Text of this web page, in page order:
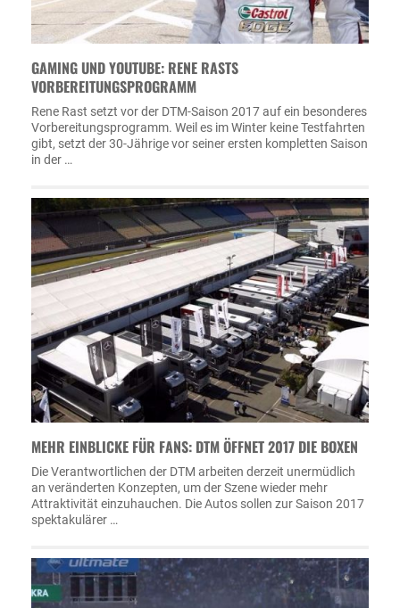
GAMING UND YOUTUBE: RENE RASTS
VORBEREITUNGSPROGRAMM
Rene Rast setzt vor der DTM-Saison 2017 auf ein besonderes
Vorbereitungsprogramm. Weil es im Winter keine Testfahrten
gibt, setzt der 30-Jährige vor seiner ersten kompletten Saison
in der …
MEHR EINBLICKE FÜR FANS: DTM ÖFFNET 2017 DIE BOXEN
Die Verantwortlichen der DTM arbeiten derzeit unermüdlich
an veränderten Konzepten, um der Szene wieder mehr
Attraktivität einzuhauchen. Die Autos sollen zur Saison 2017
spektakulärer …